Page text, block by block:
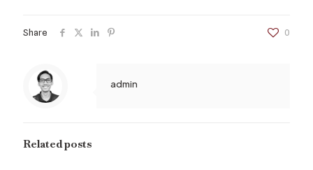
Share 0
admin
Related posts